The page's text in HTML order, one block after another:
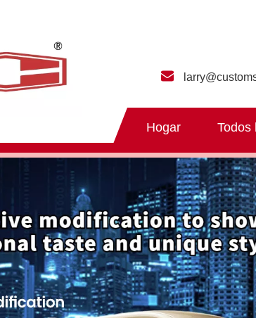
Hogar Todos